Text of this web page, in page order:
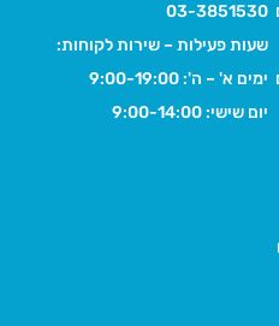
03-3851530
שעות פעילות – שירות לקוחות:
ימים א' – ה': 9:00-19:00
יום שישי: 9:00-14:00